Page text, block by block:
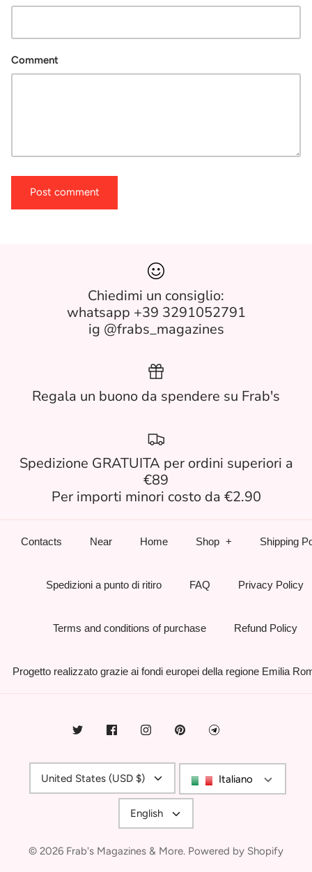
Comment
Post comment
Chiedimi un consiglio:
whatsapp +39 3291052791
ig @frabs_magazines
Regala un buono da spendere su Frab's
Spedizione GRATUITA per ordini superiori a
€89
Per importi minori costo da €2.90
Contacts Near Home Shop Shipping
Spedizioni a punto di ritiro FAQ Privacy Policy
Terms and conditions of purchase Refund Policy
Progetto realizzato grazie ai fondi europei della regione Emilia
Currency
United States (USD $) Italiano
Language
English
© 2026 Frab's Magazines & More. Powered by Shopify